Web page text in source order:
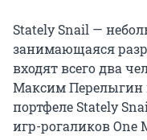
Stately Snail —
занимающаяся
входят всего два
Максим Перелыгин
портфеле Stately
игр-рогаликов One